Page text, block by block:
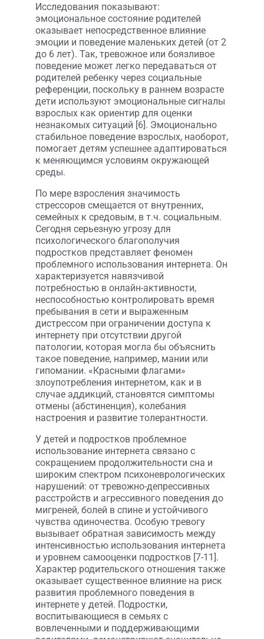
Исследования показывают:
эмоциональное состояние родителей
оказывает непосредственное влияние
эмоции и поведение маленьких детей (от 2
до 6 лет). Так, тревожное или боязливое
поведение может легко передаваться от
родителей ребенку через социальные
референции, поскольку в раннем возрасте
дети используют эмоциональные сигналы
взрослых как ориентир для оценки
незнакомых ситуаций [6]. Эмоционально
стабильное поведение взрослых, наоборот,
помогает детям успешнее адаптироваться
к меняющимся условиям окружающей
среды.
По мере взросления значимость
стрессоров смещается от внутренних,
семейных к средовым, в т.ч. социальным.
Сегодня серьезную угрозу для
психологического благополучия
подростков представляет феномен
проблемного использования интернета. Он
характеризуется навязчивой
потребностью в онлайн-активности,
неспособностью контролировать время
пребывания в сети и выраженным
дистрессом при ограничении доступа к
интернету при отсутствии другой
патологии, которая могла бы объяснить
такое поведение, например, мании или
гипомании. «Красными флагами»
злоупотребления интернетом, как и в
случае аддикций, становятся симптомы
отмены (абстиненция), колебания
настроения и развитие толерантности.
У детей и подростков проблемное
использование интернета связано с
сокращением продолжительности сна и
широким спектром психоневрологических
нарушений: от тревожно-депрессивных
расстройств и агрессивного поведения до
мигреней, болей в спине и устойчивого
чувства одиночества. Особую тревогу
вызывает обратная зависимость между
интенсивностью использования интернета
и уровнем самооценки подростков [7-11].
Характер родительского отношения также
оказывает существенное влияние на риск
развития проблемного поведения в
интернете у детей. Подростки,
воспитывающиеся в семьях с
вовлеченными и поддерживающими